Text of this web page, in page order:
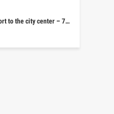
to the city center – 7…